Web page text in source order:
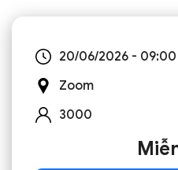
20/06/2026 - 09:00
Zoom
3000